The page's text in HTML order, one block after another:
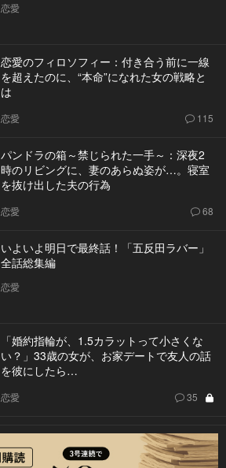
恋愛
恋愛のフィロソフィー：付き合う前に一線
を超えたのに、“本命”になれた女の戦略と
は
恋愛 115
パンドラの箱～禁じられた一手～：深夜2
時のリビングに、妻のあらぬ姿が…。寝室
を抜け出した夫の行為
恋愛 68
いよいよ明日で最終話！「五反田ラバー」
全話総集編
恋愛
「婚約指輪が、1.5カラットって小さくな
い？」33歳の女が、お家デートで友人の話
を彼にしたら…
恋愛 35